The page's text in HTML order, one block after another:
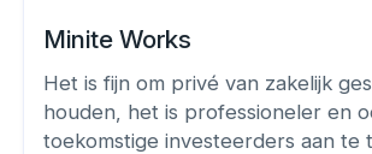
Minite Works
Het is fijn om privé van zakelijk
houden, het is professioneler en
toekomstige investeerders aan te